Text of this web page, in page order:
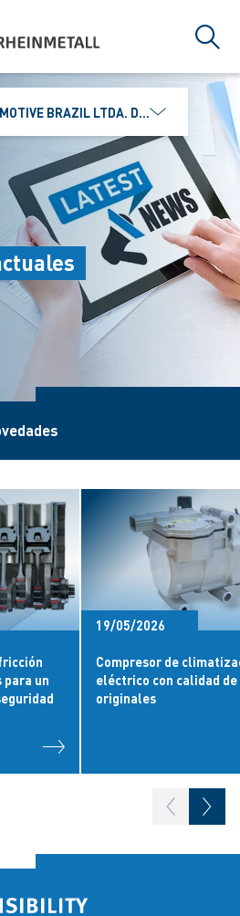
BRAZIL LTDA. DIVISÃO MS
un
19/05/2026
Compresor de
eléctrico con calidad de
originales